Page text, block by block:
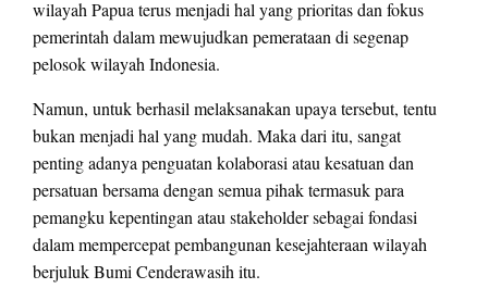
wilayah Papua terus menjadi hal yang prioritas dan fokus
pemerintah dalam mewujudkan pemerataan di segenap
pelosok wilayah Indonesia.
Namun, untuk berhasil melaksanakan upaya tersebut, tentu
bukan menjadi hal yang mudah. Maka dari itu, sangat
penting adanya penguatan kolaborasi atau kesatuan dan
persatuan bersama dengan semua pihak termasuk para
pemangku kepentingan atau stakeholder sebagai fondasi
dalam mempercepat pembangunan kesejahteraan wilayah
berjuluk Bumi Cenderawasih itu.